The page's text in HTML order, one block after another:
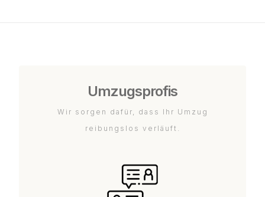
Umzugsprofis
Wir sorgen dafür, dass Ihr Umzug
reibungslos verläuft.